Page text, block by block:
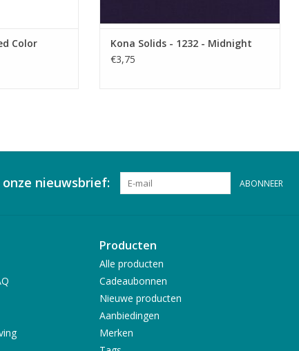
Color
Kona Solids - 1232 - Midnight
€3,75
nieuwsbrief: ABONNEER
Producten
Alle producten
Cadeaubonnen
Nieuwe producten
Aanbiedingen
Merken